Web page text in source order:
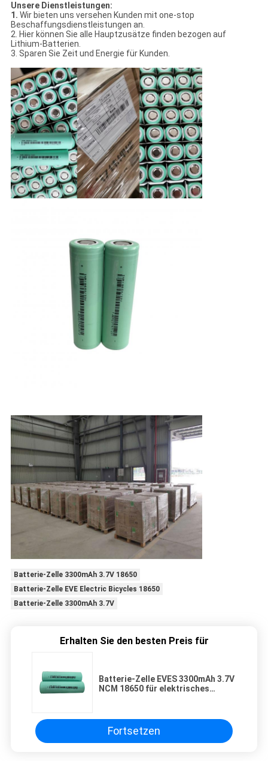
Unsere Dienstleistungen:
1. Wir bieten uns versehen Kunden mit one-stop
Beschaffungsdienstleistungen an.
2. Hier können Sie alle Hauptzusätze finden bezogen auf
Lithium-Batterien.
3. Sparen Sie Zeit und Energie für Kunden.
Batterie-Zelle 3300mAh 3.7V 18650
Batterie-Zelle EVE Electric Bicycles 18650
Batterie-Zelle 3300mAh 3.7V
Erhalten Sie den besten Preis für
Batterie-Zelle EVES 3300mAh 3.7V
NCM 18650 für elektrisches
Fortsetzen